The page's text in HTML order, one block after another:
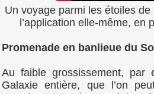
Un voyage parmi les étoiles
l’application elle-même,
Promenade en banlieue du
Au faible grossissement, par
Galaxie entière, que l’on